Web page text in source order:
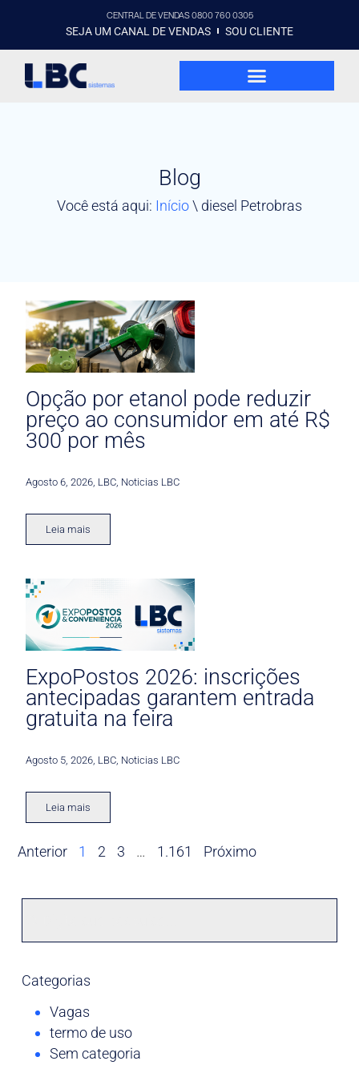
CENTRAL DE VENDAS 0800 760 0305
SEJA UM CANAL DE VENDAS SOU CLIENTE
Blog
Você está aqui: Início\ diesel Petrobras
Opção por etanol pode reduzir
preço ao consumidor em até R$
300 por mês
Agosto 6, 2026 LBC Noticias LBC
Leia mais
ExpoPostos 2026: inscrições
antecipadas garantem entrada
gratuita na feira
Agosto 5, 2026 LBC Noticias LBC
Leia mais
Anterior 1 2 3 … 1.161 Próximo
Categorias
Vagas
termo de uso
Sem categoria